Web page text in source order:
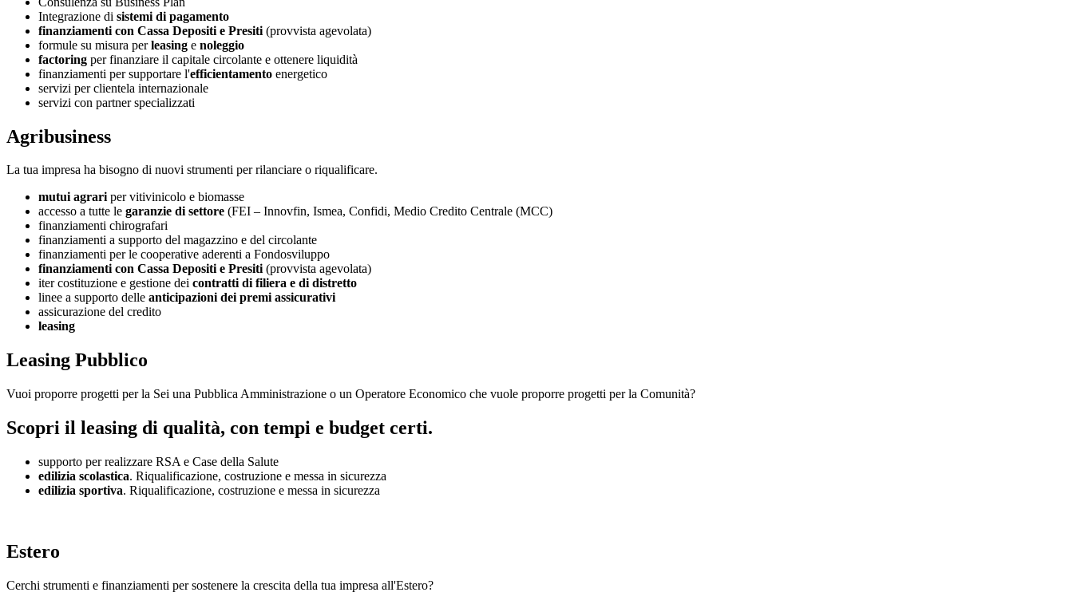
Integrazione di sistemi di pagamento
finanziamenti con Cassa Depositi e Presiti (provvista agevolata)
formule su misura perleasing e noleggio
factoring per finanziare il capitale circolante e ottenere liquidità
finanziamenti per supportare l'efficientamento energetico
servizi per clientela internazionale
servizi con partner specializzati
Agribusiness
La tua impresa ha bisogno di nuovi strumenti per rilanciare o riqualificare.
mutui agrariper vitivinicolo e biomasse
accesso a tutte le garanzie di settore (FEI – Innovfin, Ismea, Confidi, Medio Credito Centrale (MCC)
finanziamenti chirografari
finanziamenti a supporto del magazzino e del circolante
finanziamenti per le cooperative aderenti a Fondosviluppo
finanziamenti con Cassa Depositi e Presiti(provvista agevolata)
iter costituzione e gestione dei contratti di filiera e di distretto
linee a supporto delle anticipazioni dei premi assicurativi
assicurazione del credito
leasing
Leasing Pubblico
Vuoi proporre progetti per la Sei una Pubblica Amministrazione o un Operatore Economico che vuole proporre progetti per la Comunità?
Scopri il leasing di qualità, con tempi e budget certi.
supporto per realizzare RSA e Case della Salute
edilizia scolastica. Riqualificazione, costruzione e messa in sicurezza
edilizia sportiva. Riqualificazione, costruzione e messa in sicurezza
Estero
Cerchi strumenti e finanziamenti per sostenere la crescita della tua impresa all'Estero?